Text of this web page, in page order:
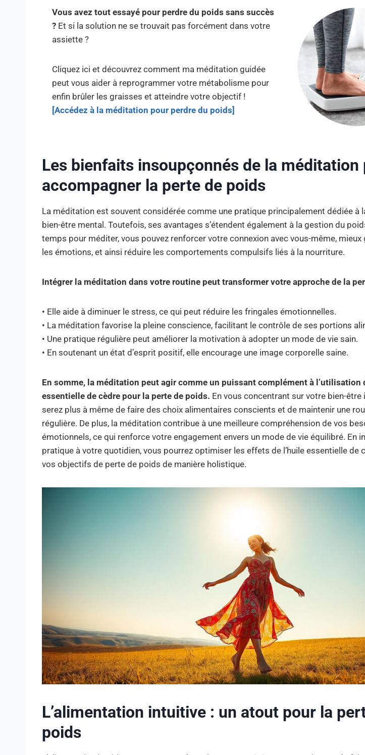
Vous avez tout essayé pour perdre du poids sans succès
? Et si la solution ne se trouvait pas forcément dans votre
assiette ?
Cliquez ici et découvrez comment ma méditation guidée
peut vous aider à reprogrammer votre métabolisme pour
enfin brûler les graisses et atteindre votre objectif !
[Accédez à la méditation pour perdre du poids]
Les bienfaits insoupçonnés de la méditation
accompagner la perte de poids
La méditation est souvent considérée comme une pratique principalement dédiée à
bien-être mental. Toutefois, ses avantages s’étendent également à la gestion du
temps pour méditer, vous pouvez renforcer votre connexion avec vous-même, mieux
les émotions, et ainsi réduire les comportements compulsifs liés à la nourriture.
Intégrer la méditation dans votre routine peut transformer votre approche de la
• Elle aide à diminuer le stress, ce qui peut réduire les fringales émotionnelles.
• La méditation favorise la pleine conscience, facilitant le contrôle de ses portions
• Une pratique régulière peut améliorer la motivation à adopter un mode de vie sain.
• En soutenant un état d’esprit positif, elle encourage une image corporelle saine.
En somme, la méditation peut agir comme un puissant complément à l’utilisation
essentielle de cèdre pour la perte de poids. En vous concentrant sur votre bien-être
serez plus à même de faire des choix alimentaires conscients et de maintenir une
régulière. De plus, la méditation contribue à une meilleure compréhension de vos
émotionnels, ce qui renforce votre engagement envers un mode de vie équilibré. En
pratique à votre quotidien, vous pourrez optimiser les effets de l’huile essentielle de
vos objectifs de perte de poids de manière holistique.
L’alimentation intuitive : un atout pour la
poids